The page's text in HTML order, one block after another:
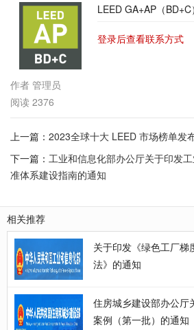
LEED GA+AP（BD+C
登录后查看联系方式
作者 管理员
阅读 2376
上一篇： 2023全球十大 LEED 市场榜单发
下一篇： 工业和信息化部办公厅关于印发
准体系建设指南的通知
相关推荐
关于印发《绿色工厂梯
法》的通知
住房城乡建设部办公厅
案例（第一批）的通知